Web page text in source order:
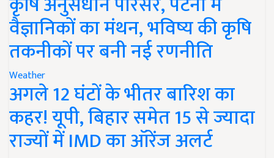
वैज्ञानिकों का मंथन, भविष्य की कृषि
तकनीकों पर बनी नई रणनीति
Weather
अगले 12 घंटों के भीतर बारिश का
कहर! यूपी, बिहार समेत 15 से ज्यादा
राज्यों में IMD का ऑरेंज अलर्ट